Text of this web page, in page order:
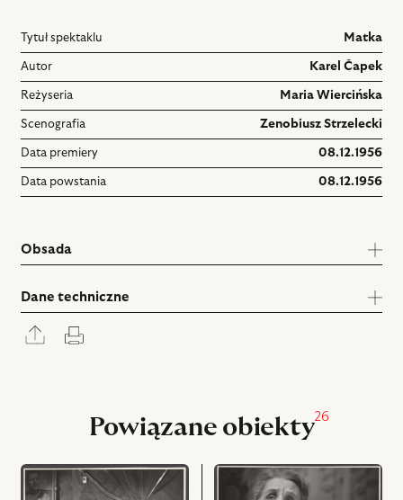
Tytuł spektaklu Matka
Autor Karel Čapek
Reżyseria Maria Wiercińska
Scenografia Zenobiusz Strzelecki
Data premiery 08.12.1956
Data powstania 08.12.1956
Obsada
Dane techniczne
Rozwiń
panel
Powiązane obiekty26
przejdź
do
przejdź